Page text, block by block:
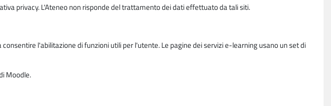
privacy. L'Ateneo non risponde del trattamento dei dati effettuato da tali siti.
l'abilitazione di funzioni utili per l'utente. Le pagine dei servizi e-learning usano un set di
Moodle.